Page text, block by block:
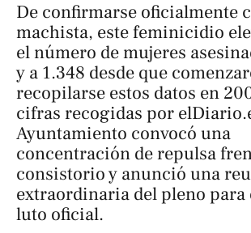
De confirmarse oficialmente
machista, este feminicidio
el número de mujeres
y a 1.348 desde que
recopilarse estos datos en
cifras recogidas por
Ayuntamiento convocó una
concentración de repulsa
consistorio y anunció una
extraordinaria del pleno para
luto oficial.